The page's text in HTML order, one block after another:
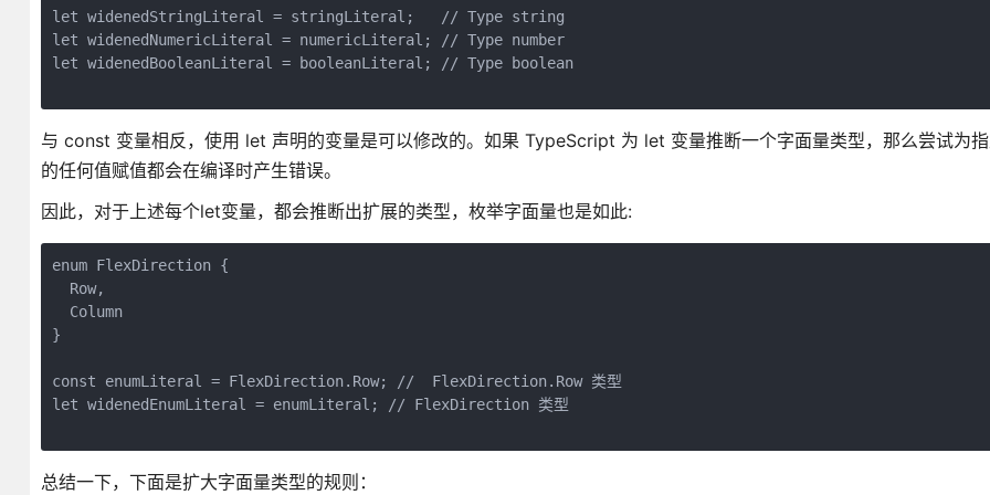
let widenedStringLiteral = stringLiteral;   // Type string
let widenedNumericLiteral = numericLiteral; // Type number
let widenedBooleanLiteral = booleanLiteral; // Type boolean
与 const 变量相反，使用 let 声明的变量是可以修改的。如果 TypeScript 为 let 变量推断一个字面量类型，那么尝试为
的任何值赋值都会在编译时产生错误。
因此，对于上述每个let变量，都会推断出扩展的类型，枚举字面量也是如此:
enum FlexDirection {
  Row,
  Column
}
const enumLiteral = FlexDirection.Row; //  FlexDirection.Row 类型
let widenedEnumLiteral = enumLiteral; // FlexDirection 类型
总结一下，下面是扩大字面量类型的规则：